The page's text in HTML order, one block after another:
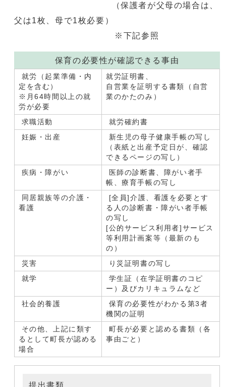
（保護者が父母の場合は、
父は1枚、母で1枚必要）
※下記参照
保育の必要性が確認できる事由
就労（起業準備・内
定を含む）
※月64時間以上の就
労が必要
就労証明書、
自営業を証明する書類（自営
業のかたのみ）
求職活動
就労確約書
妊娠・出産
新生児の母子健康手帳の写し
（表紙と出産予定日が、確認
できるページの写し）
疾病・障がい
医師の診断書、障がい者手
帳、療育手帳の写し
同居親族等の介護・
看護
[全員]介護、看護を必要とす
る人の診断書・障がい者手帳
の写し
[公的サービス利用者]サービス
等利用計画案等（最新のも
の）
災害
り災証明書の写し
就学
学生証（在学証明書のコピ
ー）及びカリキュラムなど
社会的養護
保育の必要性がわかる第3者
機関の証明
その他、上記に類す
るとして町長が認める
場合
町長が必要と認める書類（各
事由ごと）
提出書類